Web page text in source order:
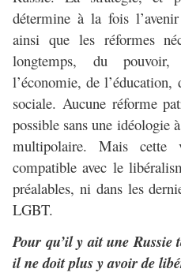
détermine à la fois
ainsi que les réformes
longtemps, du
l’économie, de
sociale. Aucune réforme
possible sans une idéologie
multipolaire. Mais cette
compatible avec le
préalables, ni dans les
LGBT.
Pour qu’il y ait une Russie
il ne doit plus y avoir de